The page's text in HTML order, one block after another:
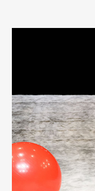
後，在知名歌劇導演
先，是馬克思主義對
《三便士歌劇》首演
這100年裡，因應時
貌與原初模樣已然不
大影響力量。對擁護
判者而言，這卻說明
自由的未來，而只能
日， AI科技的演進，
也更讓人難以抗拒，